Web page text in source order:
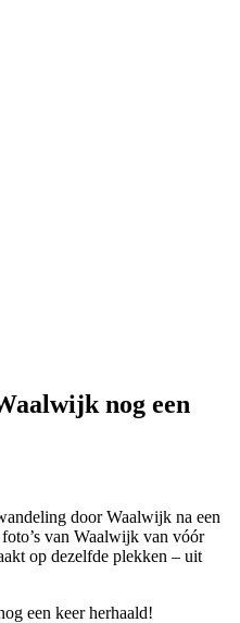
nog een
door Waalwijk na een
van Waalwijk van vóór
op dezelfde plekken – uit
een keer herhaald!